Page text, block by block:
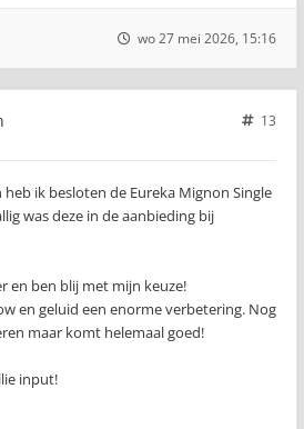
wo 27 mei 2026, 15:16
13
ik besloten de Eureka Mignon Single
was deze in de aanbieding bij
en ben blij met mijn keuze!
en geluid een enorme verbetering. Nog
maar komt helemaal goed!
input!